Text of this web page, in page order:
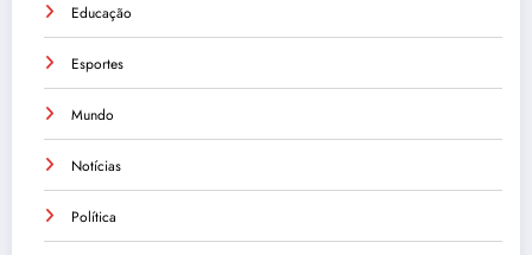
Educação
Esportes
Mundo
Notícias
Política